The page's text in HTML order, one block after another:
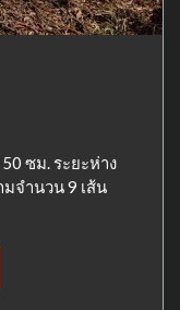
ซม. ระยะห่าง
มจำนวน 9 เส้น